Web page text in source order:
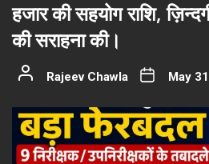
हजार की सहयोग राशि,
की सराहना की।
Rajeev Chawla May